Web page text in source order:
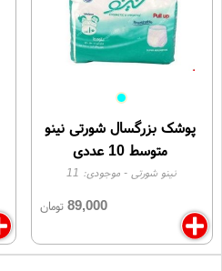
پوشک بزرگسال شورتی نینو
متوسط 10 عددی
نینو شورتی- موجودی: 11
89,000 تومان